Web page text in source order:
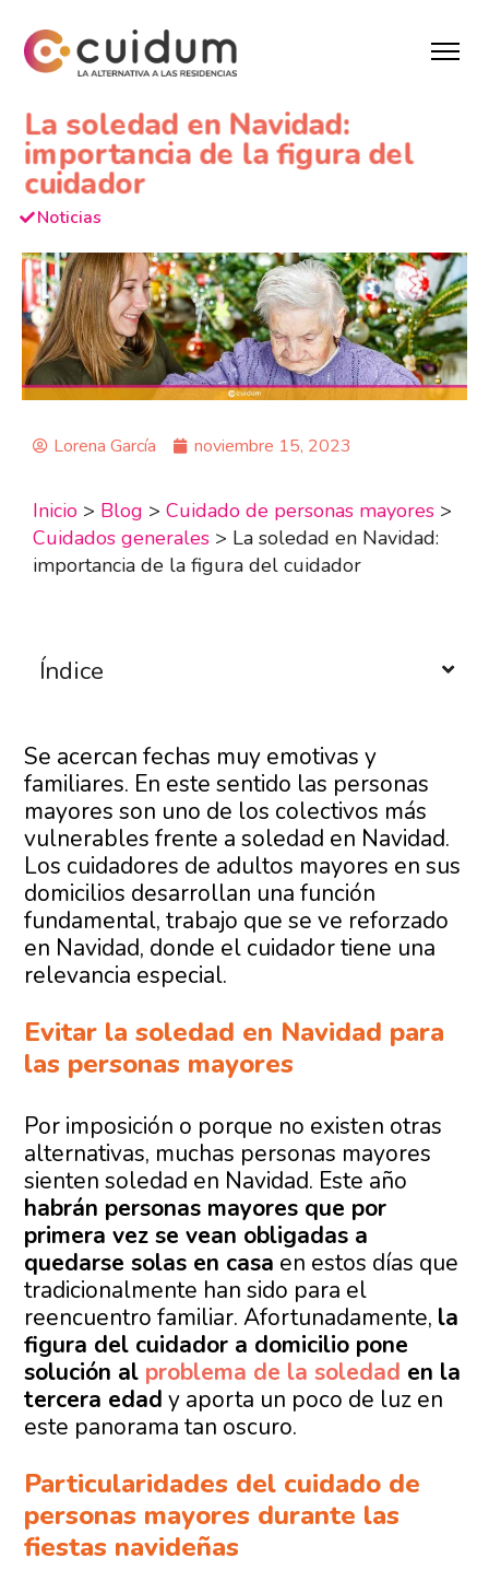
La soledad en Navidad:
importancia de la figura del
cuidador
Noticias
Lorena García noviembre 15, 2023
Inicio > Blog > Cuidado de personas mayores >
Cuidados generales > La soledad en Navidad:
importancia de la figura del cuidador
Índice
Se acercan fechas muy emotivas y
familiares. En este sentido las personas
mayores son uno de los colectivos más
vulnerables frente a soledad en Navidad.
Los cuidadores de adultos mayores en sus
domicilios desarrollan una función
fundamental, trabajo que se ve reforzado
en Navidad, donde el cuidador tiene una
relevancia especial.
Evitar la soledad en Navidad para
las personas mayores
Por imposición o porque no existen otras
alternativas, muchas personas mayores
sienten soledad en Navidad. Este año
habrán personas mayores que por
primera vez se vean obligadas a
quedarse solas en casa en estos días que
tradicionalmente han sido para el
reencuentro familiar. Afortunadamente, la
figura del cuidador a domicilio pone
solución al problema de la soledad en la
tercera edad y aporta un poco de luz en
este panorama tan oscuro.
Particularidades del cuidado de
personas mayores durante las
fiestas navideñas